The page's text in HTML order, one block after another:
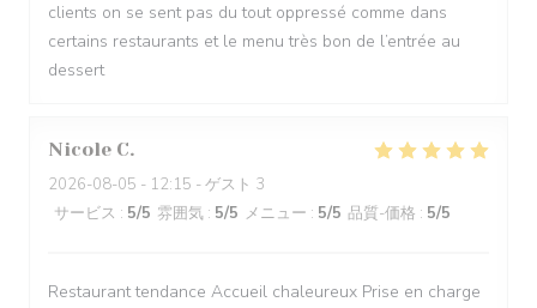
clients on se sent pas du tout oppressé comme dans
certains restaurants et le menu très bon de l’entrée au
dessert
Nicole C
2026-08-05 - 12:15 - ゲスト 3
サービス : 5/5 雰囲気 : 5/5 メニュー : 5/5 品質-価格 : 5/5
Restaurant tendance Accueil chaleureux Prise en charge